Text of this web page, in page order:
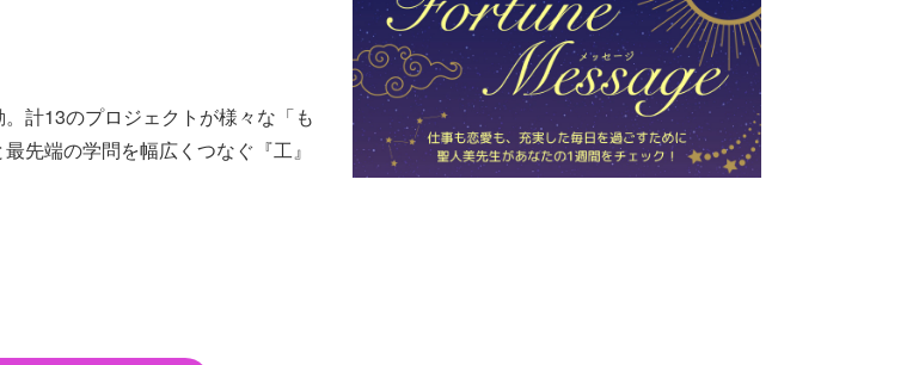
計13のプロジェクトが様々な「も
先端の学問を幅広くつなぐ『工』